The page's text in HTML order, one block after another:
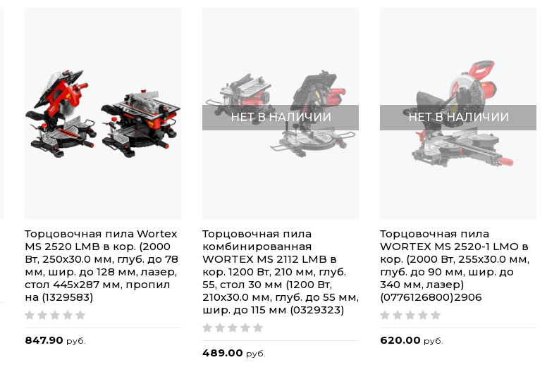
Торцовочная пила Wortex
MS 2520 LMB в кор. (2000
Вт, 250х30.0 мм, глуб. до 78
мм, шир. до 128 мм, лазер,
стол 445х287 мм, пропил
на (1329583)
847.90 руб.
НЕТ В НАЛИЧИИ
Торцовочная пила
комбинированная
WORTEX MS 2112 LMB в
кор. 1200 Вт, 210 мм, глуб.
55, стол 30 мм (1200 Вт,
210х30.0 мм, глуб. до 55 мм,
шир. до 115 мм (0329323)
489.00 руб.
НЕТ В НАЛИЧИИ
Торцовочная пила
WORTEX MS 2520-1 LMO в
кор. (2000 Вт, 255х30.0 мм,
глуб. до 90 мм, шир. до
340 мм, лазер)
(0776126800)2906
620.00 руб.